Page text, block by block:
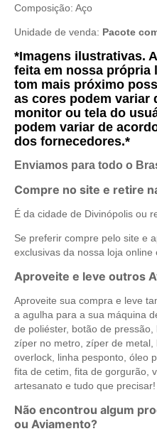
Composição: Aço
Unidade de venda: Pacote
*Imagens ilustrativas.
feita em nossa própria
tom mais próximo
as cores podem variar
monitor ou tela do
podem variar de
dos fornecedores.*
Enviamos para todo o
Compre no site e retire
É da cidade de Divinópolis ou
Se preferir compre pelo site e
exclusivas da nossa loja
Aproveite e leve outros
Aproveite sua compra e leve
a agulha para a sua máquina
de poliéster, botão de
zíper no metro, zíper de
overlock, linha pesponto, óleo
fita de cetim, fita de gorgurão,
artesanato e tudo que precisar!
Não encontrou algum
ou Aviamento?